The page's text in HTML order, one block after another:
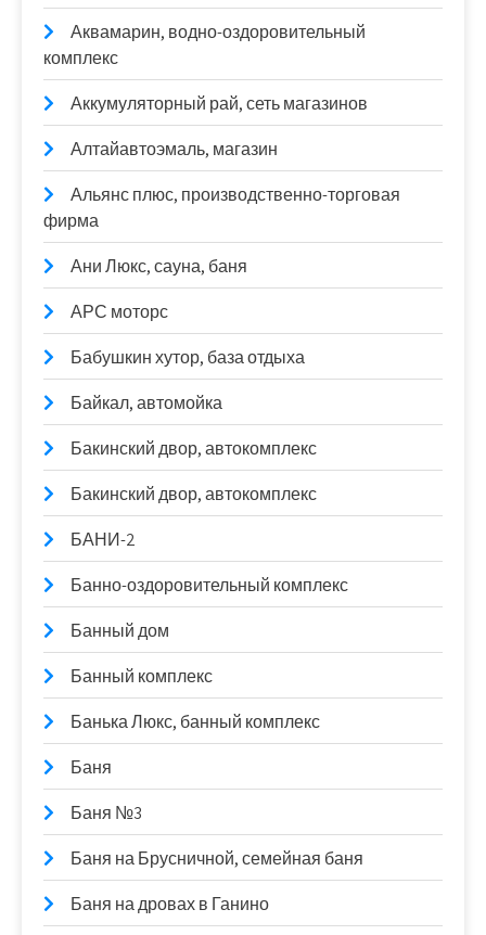
Аквамарин, водно-оздоровительный
комплекс
Аккумуляторный рай, сеть магазинов
Алтайавтоэмаль, магазин
Альянс плюс, производственно-торговая
фирма
Ани Люкс, сауна, баня
АРС моторс
Бабушкин хутор, база отдыха
Байкал, автомойка
Бакинский двор, автокомплекс
Бакинский двор, автокомплекс
БАНИ-2
Банно-оздоровительный комплекс
Банный дом
Банный комплекс
Банька Люкс, банный комплекс
Баня
Баня №3
Баня на Брусничной, семейная баня
Баня на дровах в Ганино